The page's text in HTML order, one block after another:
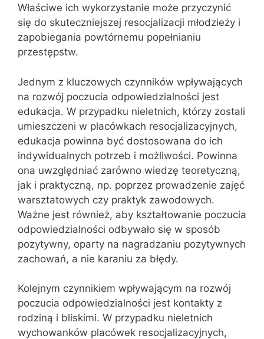
Właściwe ich wykorzystanie może przyczynić
się do skuteczniejszej resocjalizacji młodzieży i
zapobiegania powtórnemu popełnianiu
przestępstw.
Jednym z kluczowych czynników wpływających
na rozwój poczucia odpowiedzialności jest
edukacja. W przypadku nieletnich, którzy zostali
umieszczeni w placówkach resocjalizacyjnych,
edukacja powinna być dostosowana do ich
indywidualnych potrzeb i możliwości. Powinna
ona uwzględniać zarówno wiedzę teoretyczną,
jak i praktyczną, np. poprzez prowadzenie zajęć
warsztatowych czy praktyk zawodowych.
Ważne jest również, aby kształtowanie poczucia
odpowiedzialności odbywało się w sposób
pozytywny, oparty na nagradzaniu pozytywnych
zachowań, a nie karaniu za błędy.
Kolejnym czynnikiem wpływającym na rozwój
poczucia odpowiedzialności jest kontakty z
rodziną i bliskimi. W przypadku nieletnich
wychowanków placówek resocjalizacyjnych,